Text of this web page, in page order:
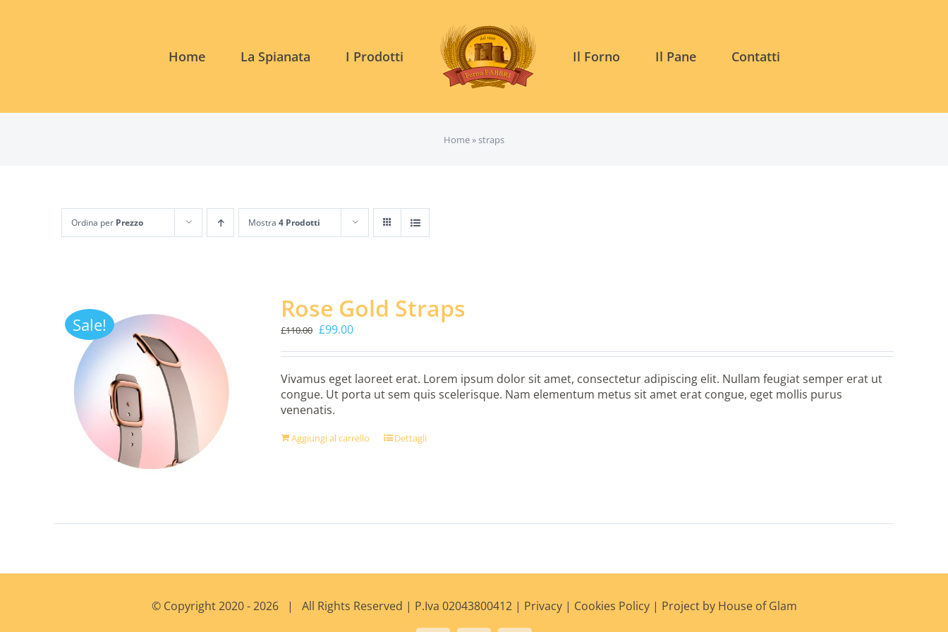
Home La Spianata I Prodotti Il Forno Il Pane Contatti
Home»straps
Ordina per Prezzo Mostra 4 Prodotti
Sale!
Rose Gold Straps
£110.00 Il
originale
era:
£110.00.
£99.00Il
attuale
è:
£99.00.
Vivamus eget laoreet erat. Lorem ipsum dolor sit amet, consectetur adipiscing elit. Nullam feugiat semper erat ut
congue. Ut porta ut sem quis scelerisque. Nam elementum metus sit amet erat congue, eget mollis purus
venenatis.
Aggiungi al carrello Dettagli
© Copyright 2020 -2026 | All Rights Reserved | P.Iva 02043800412 | Privacy| Cookies Policy| Project by House of Glam